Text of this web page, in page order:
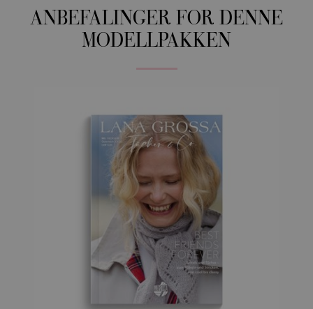
ANBEFALINGER FOR DENNE
MODELLPAKKEN